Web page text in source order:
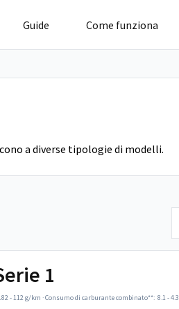
Guide Come funziona
a diverse tipologie di modelli.
1
- 112 g/km ·Consumo di carburante combinato**: 8.1 - 4.3